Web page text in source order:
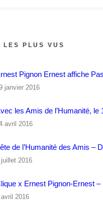
LES PLUS VUS
Pignon Ernest affiche
janvier 2016
les Amis de l’Humanité, le
avril 2016
de l’Humanité des Amis –
2016
x Ernest Pignon-Ernest
2016